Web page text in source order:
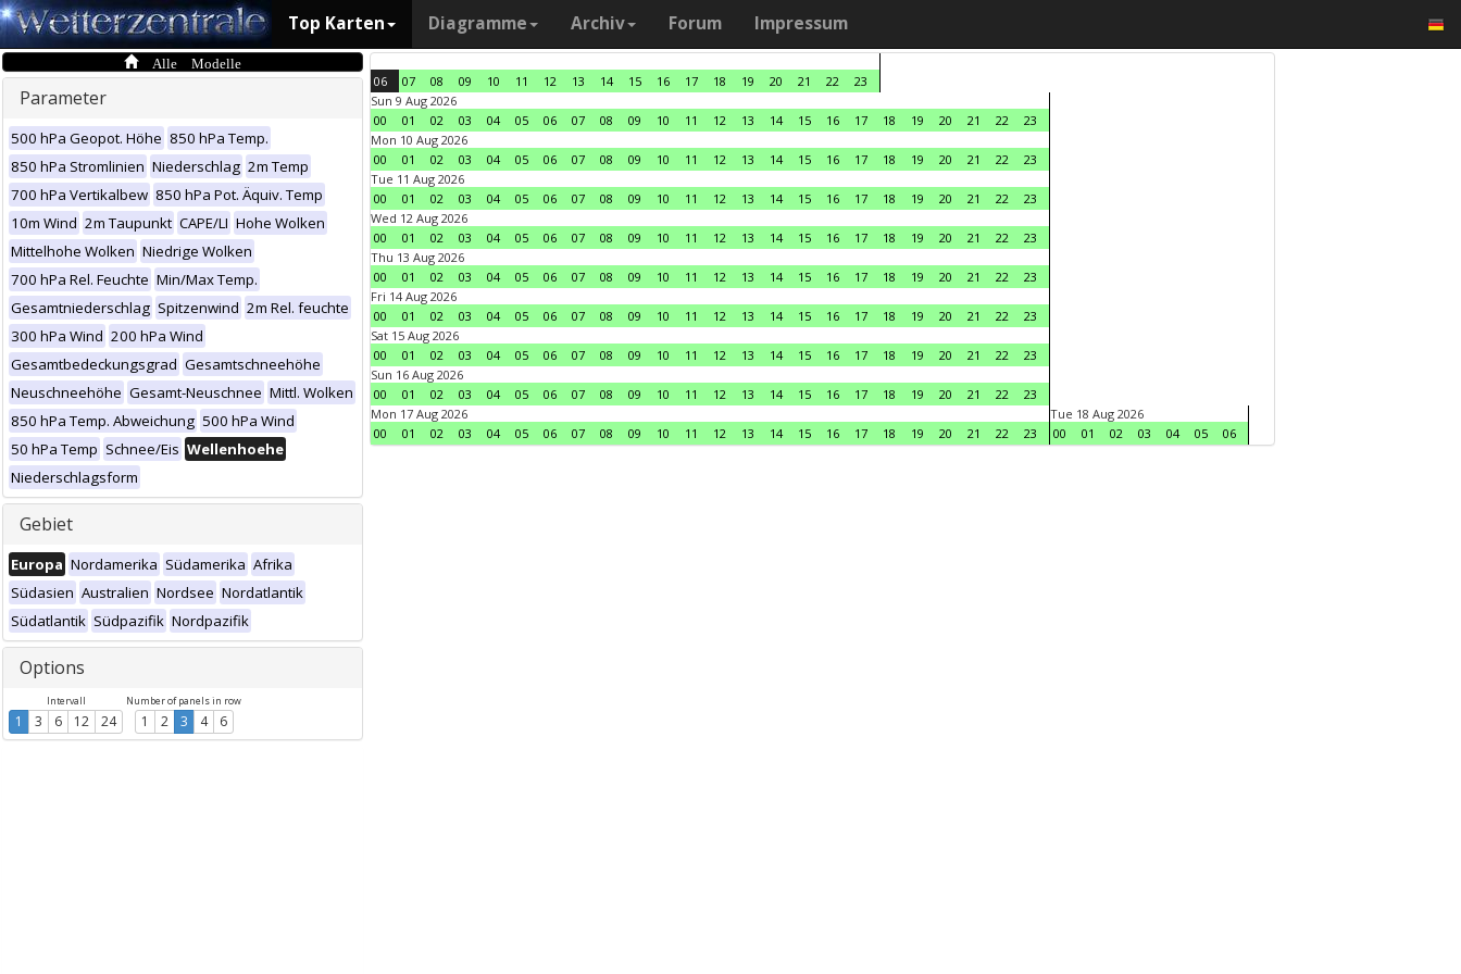
Top Karten Diagramme Archiv Forum Impressum
Alle Modelle
Parameter
500 hPa Geopot. Höhe 850 hPa Temp.
850 hPa Stromlinien Niederschlag 2m Temp
700 hPa Vertikalbew 850 hPa Pot. Äquiv. Temp
10m Wind 2m Taupunkt CAPE/LI Hohe Wolken
Mittelhohe Wolken Niedrige Wolken
700 hPa Rel. Feuchte Min/Max Temp.
Gesamtniederschlag Spitzenwind 2m Rel. feuchte
300 hPa Wind 200 hPa Wind
Gesamtbedeckungsgrad Gesamtschneehöhe
Neuschneehöhe Gesamt-Neuschnee Mittl. Wolken
850 hPa Temp. Abweichung 500 hPa Wind
50 hPa Temp Schnee/Eis Wellenhoehe
Niederschlagsform
Gebiet
Europa Nordamerika Südamerika Afrika
Südasien Australien Nordsee Nordatlantik
Südatlantik Südpazifik Nordpazifik
Options
Intervall
1 3 6 12 24
Number of panels in row
1 2 3 4 6
06 07 08 09 10 11 12 13 14 15 16 17 18 19 20 21 22
23
Sun 9 Aug 2026
00
01 02 03 04 05 06 07 08 09 10 11 12 13 14 15 16 17 18 19 20 21 22
23
Mon 10 Aug 2026
00
01 02 03 04 05 06 07 08 09 10 11 12 13 14 15 16 17 18 19 20 21 22
23
Tue 11 Aug 2026
00
01 02 03 04 05 06 07 08 09 10 11 12 13 14 15 16 17 18 19 20 21 22
23
Wed 12 Aug 2026
00
01 02 03 04 05 06 07 08 09 10 11 12 13 14 15 16 17 18 19 20 21 22
23
Thu 13 Aug 2026
00
01 02 03 04 05 06 07 08 09 10 11 12 13 14 15 16 17 18 19 20 21 22
23
Fri 14 Aug 2026
00
01 02 03 04 05 06 07 08 09 10 11 12 13 14 15 16 17 18 19 20 21 22
23
Sat 15 Aug 2026
00
01 02 03 04 05 06 07 08 09 10 11 12 13 14 15 16 17 18 19 20 21 22
23
Sun 16 Aug 2026
00
01 02 03 04 05 06 07 08 09 10 11 12 13 14 15 16 17 18 19 20 21 22
23
Mon 17 Aug 2026
00
01 02 03 04 05 06 07 08 09 10 11 12 13 14 15 16 17 18 19 20 21 22 23
Tue 18 Aug 2026
00
01 02 03 04 05 06